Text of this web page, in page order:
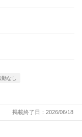
勤なし
掲載終了日：2026/06/18